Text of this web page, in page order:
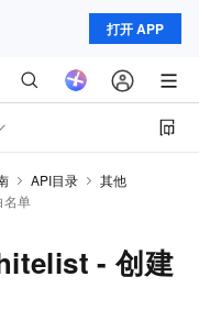
打开 APP
API目录
其他
名单
- 创建